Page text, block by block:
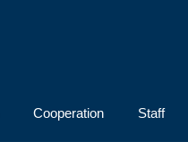
Cooperation Staff